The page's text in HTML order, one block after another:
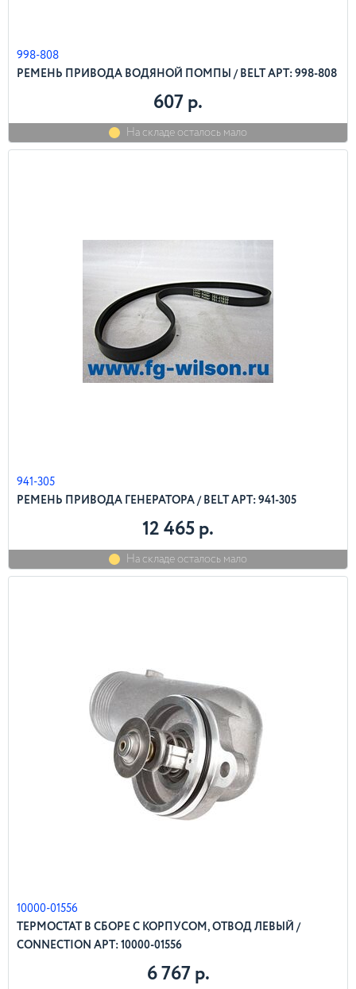
998-808
РЕМЕНЬ ПРИВОДА ВОДЯНОЙ ПОМПЫ / BELT АРТ: 998-808
607 р.
На складе осталось мало
941-305
РЕМЕНЬ ПРИВОДА ГЕНЕРАТОРА / BELT АРТ: 941-305
12 465 р.
На складе осталось мало
10000-01556
ТЕРМОСТАТ В СБОРЕ С КОРПУСОМ, ОТВОД ЛЕВЫЙ /
CONNECTION АРТ: 10000-01556
6 767 р.